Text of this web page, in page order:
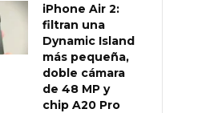
iPhone Air 2:
filtran una
Dynamic Island
más pequeña,
doble cámara
de 48 MP y
chip A20 Pro